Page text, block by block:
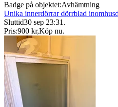
Badge på objektet:Avhämtning
Unika innerdörrar dörrblad
Sluttid30 sep 23:31 .
Pris:900 kr,Köp nu.